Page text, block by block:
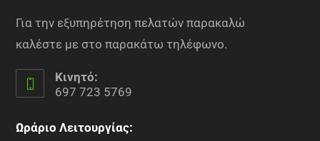
Για την εξυπηρέτηση πελατών παρακαλώ
καλέστε με στο παρακάτω τηλέφωνο.
Κινητό:
697 723 5769
Ωράριο Λειτουργίας: